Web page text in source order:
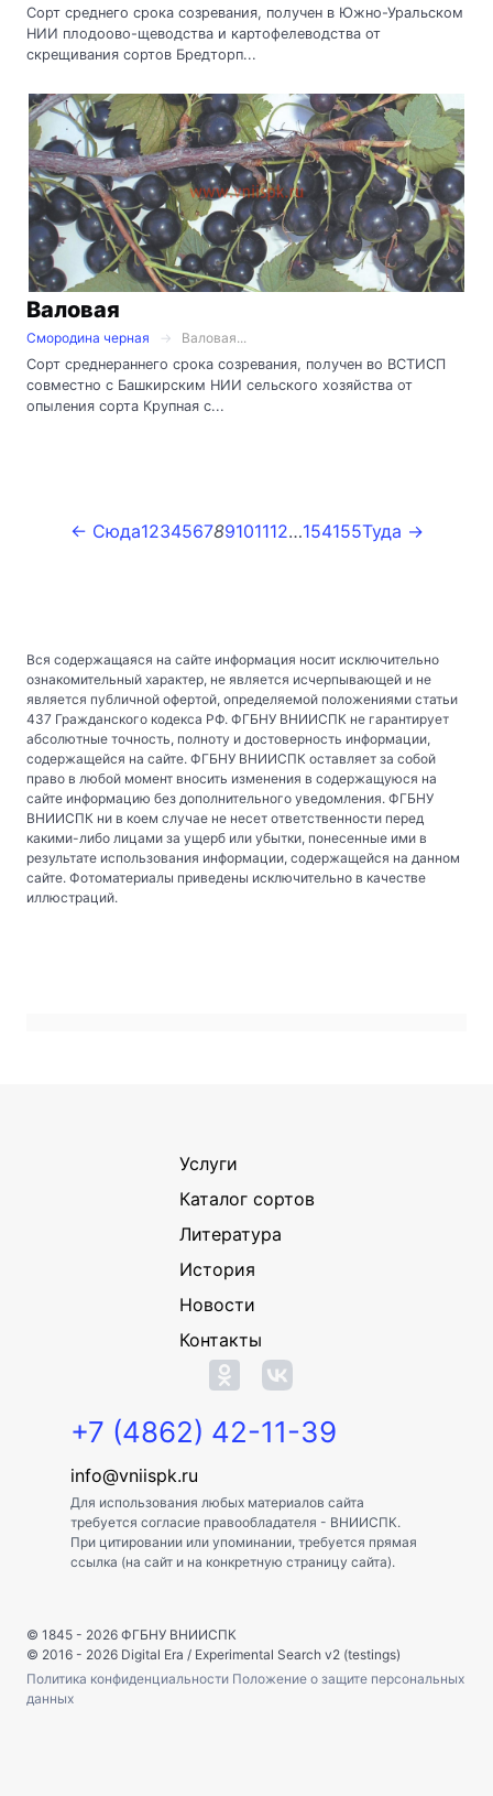
Сорт среднего срока созревания, получен в Южно-Уральском
НИИ плодоово-щеводства и картофелеводства от
скрещивания сортов Бредторп...
Валовая
Смородина черная
Валовая...
Сорт среднераннего срока созревания, получен во ВСТИСП
совместно с Башкирским НИИ сельского хозяйства от
опыления сорта Крупная с...
← Сюда123456789101112…154155Туда →
Вся содержащаяся на сайте информация носит исключительно
ознакомительный характер, не является исчерпывающей и не
является публичной офертой, определяемой положениями статьи
437 Гражданского кодекса РФ. ФГБНУ ВНИИСПК не гарантирует
абсолютные точность, полноту и достоверность информации,
содержащейся на сайте. ФГБНУ ВНИИСПК оставляет за собой
право в любой момент вносить изменения в содержащуюся на
сайте информацию без дополнительного уведомления. ФГБНУ
ВНИИСПК ни в коем случае не несет ответственности перед
какими-либо лицами за ущерб или убытки, понесенные ими в
результате использования информации, содержащейся на данном
сайте. Фотоматериалы приведены исключительно в качестве
иллюстраций.
Услуги
Каталог сортов
Литература
История
Новости
Контакты
+7 (4862) 42-11-39
info@vniispk.ru
Для использования любых материалов сайта
требуется согласие правообладателя - ВНИИСПК.
При цитировании или упоминании, требуется прямая
ссылка (на сайт и на конкретную страницу сайта).
© 1845 - 2026 ФГБНУ ВНИИСПК
© 2016 - 2026 Digital Era / Experimental Search v2 (testings)
Политика конфиденциальности Положение о защите персональных
данных